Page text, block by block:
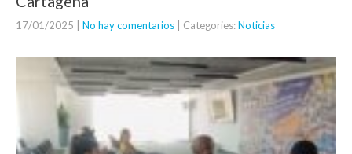
17/01/2025 | No hay comentarios | Categories:Noticias